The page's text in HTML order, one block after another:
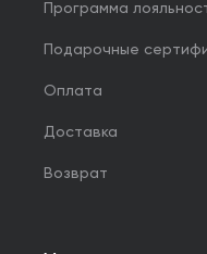
Программа
Подарочные
Оплата
Доставка
Возврат